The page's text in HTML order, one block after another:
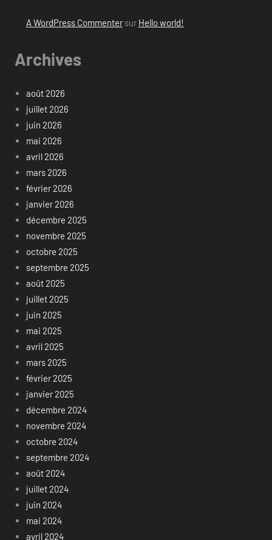
A WordPress Commentersur Hello world!
Archives
août 2026
juillet 2026
juin 2026
mai 2026
avril 2026
mars 2026
février 2026
janvier 2026
décembre 2025
novembre 2025
octobre 2025
septembre 2025
août 2025
juillet 2025
juin 2025
mai 2025
avril 2025
mars 2025
février 2025
janvier 2025
décembre 2024
novembre 2024
octobre 2024
septembre 2024
août 2024
juillet 2024
juin 2024
mai 2024
avril 2024